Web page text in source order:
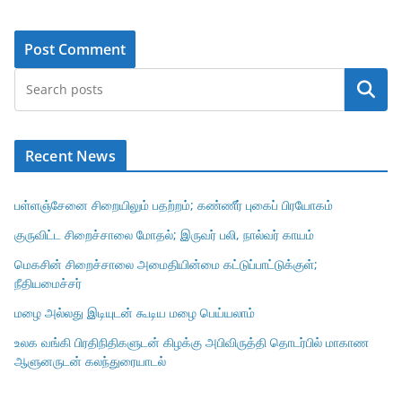
Search
Recent News
பள்ளஞ்சேனை சிறையிலும் பதற்றம்; கண்ணீர் புகைப் பிரயோகம்
குருவிட்ட சிறைச்சாலை மோதல்; இருவர் பலி, நால்வர் காயம்
மெகசின் சிறைச்சாலை அமைதியின்மை கட்டுப்பாட்டுக்குள்;
நீதியமைச்சர்
மழை அல்லது இடியுடன் கூடிய மழை பெய்யலாம்
உலக வங்கி பிரதிநிதிகளுடன் கிழக்கு அபிவிருத்தி தொடர்பில் மாகாண
ஆளுனருடன் கலந்துரையாடல்